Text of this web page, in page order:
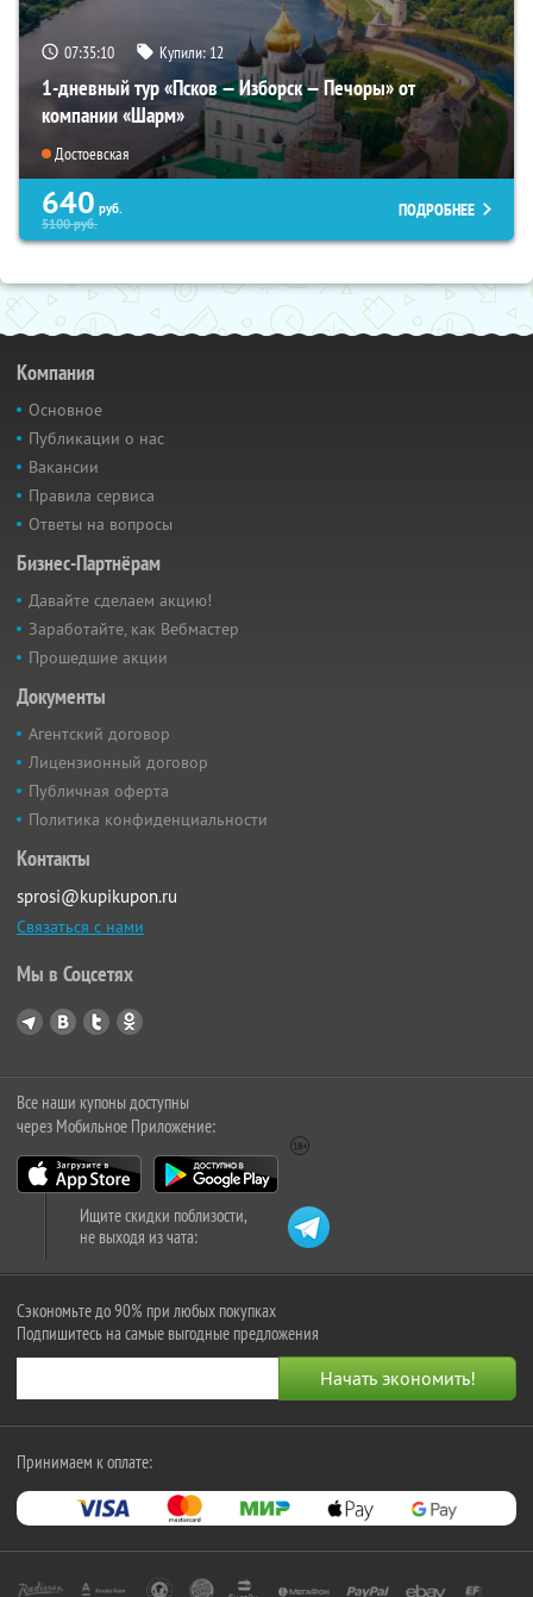
07:35:09 Купили:12
1-дневный тур «Псков — Изборск — Печоры» от
компании «Шарм»
Достоевская
640 руб.
5100руб.
ПОДРОБНЕЕ
Компания
Основное
Публикации о нас
Вакансии
Правила сервиса
Ответы на вопросы
Бизнес-Партнёрам
Давайте сделаем акцию!
Заработайте, как Вебмастер
Прошедшие акции
Документы
Агентский договор
Лицензионный договор
Публичная оферта
Политика конфиденциальности
Контакты
sprosi@kupikupon.ru
Связаться с нами
Мы в Соцсетях
Все наши купоны доступны
через Мобильное Приложение:
Ищите скидки поблизости,
не выходя из чата:
Сэкономьте до 90% при любых покупках
Подпишитесь на самые выгодные предложения
Принимаем к оплате: